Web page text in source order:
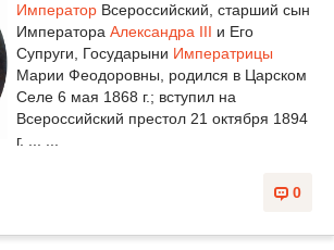
Император Всероссийский, старший сын
Императора Александра III и Его
Супруги, Государыни Императрицы
Марии Феодоровны, родился в Царском
Селе 6 мая 1868 г.; вступил на
Всероссийский престол 21 октября 1894
г. ... ...
0